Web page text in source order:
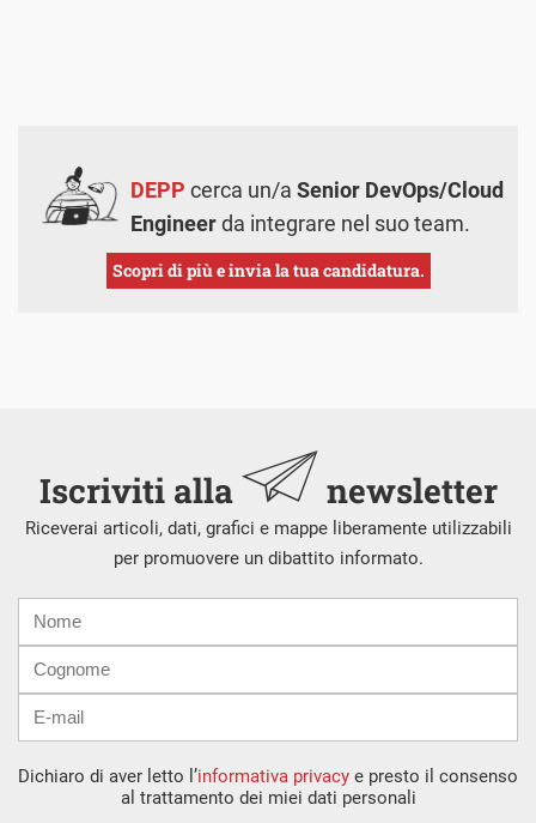
DEPP cerca un/a Senior DevOps/Cloud
Engineerda integrare nel suo team.
Scopri di più e invia la tua candidatura.
Iscriviti alla newsletter
Riceverai articoli, dati, grafici e mappe liberamente utilizzabili
per promuovere un dibattito informato.
mail
Dichiaro di aver letto l’informativa privacy e presto il consenso
al trattamento dei miei dati personali